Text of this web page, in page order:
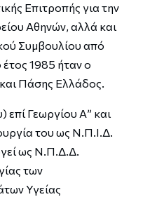
Επιτροπής για την
Αθηνών, αλλά και
Συμβουλίου από
1985 ήταν ο
Πάσης Ελλάδος.
Γεωργίου Α” και
του ως Ν.Π.Ι.Δ.
ως Ν.Π.Δ.Δ.
των
Υγείας